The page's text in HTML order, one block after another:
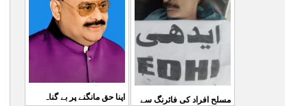
کی کوئی پرواہ نہیں ہے
04 Aug 2026
اپنا حق مانگنے پر بے گناہ مسلح افراد کی فائرنگ سے